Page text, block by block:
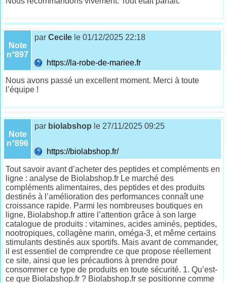
Note
n°897
parCecile le 01/12/2025 22:18
https://la-robe-de-mariee.fr
Nous avons passé un excellent moment. Merci à toute
l’équipe !
Note
n°896
par biolabshop le 27/11/2025 09:25
https://biolabshop.fr/
Tout savoir avant d’acheter des peptides et compléments en
ligne : analyse de Biolabshop.fr Le marché des
compléments alimentaires, des peptides et des produits
destinés à l’amélioration des performances connaît une
croissance rapide. Parmi les nombreuses boutiques en
ligne, Biolabshop.fr attire l’attention grâce à son large
catalogue de produits : vitamines, acides aminés, peptides,
nootropiques, collagène marin, oméga-3, et même certains
stimulants destinés aux sportifs. Mais avant de commander,
il est essentiel de comprendre ce que propose réellement
ce site, ainsi que les précautions à prendre pour
consommer ce type de produits en toute sécurité. 1. Qu’est-
ce que Biolabshop.fr ? Biolabshop.fr se positionne comme